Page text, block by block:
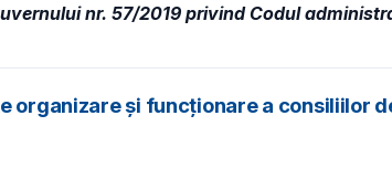
nr. 57/2019 privind Codul
organizare şi funcţionare a consiliilor